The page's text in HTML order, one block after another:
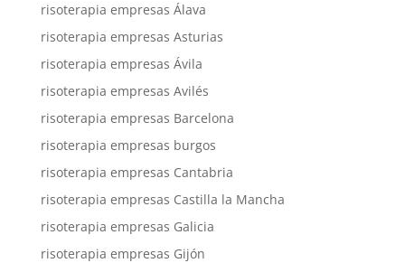
risoterapia empresas Álava
risoterapia empresas Asturias
risoterapia empresas Ávila
risoterapia empresas Avilés
risoterapia empresas Barcelona
risoterapia empresas burgos
risoterapia empresas Cantabria
risoterapia empresas Castilla la Mancha
risoterapia empresas Galicia
risoterapia empresas Gijón